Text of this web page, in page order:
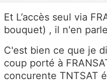
Et L’accès seul via
bouquet) , il n'en
C'est bien ce que je
coup porté à
concurente TNTSAT